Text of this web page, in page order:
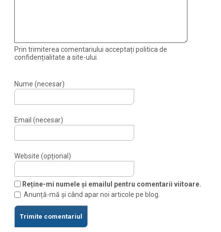
Prin trimiterea comentariului acceptați politica de
confidențialitate a site-ului.
Nume (necesar)
Email (necesar)
Website (opțional)
Reține-mi numele și emailul pentru comentarii viitoare.
Anunță-mă și când apar noi articole pe blog.